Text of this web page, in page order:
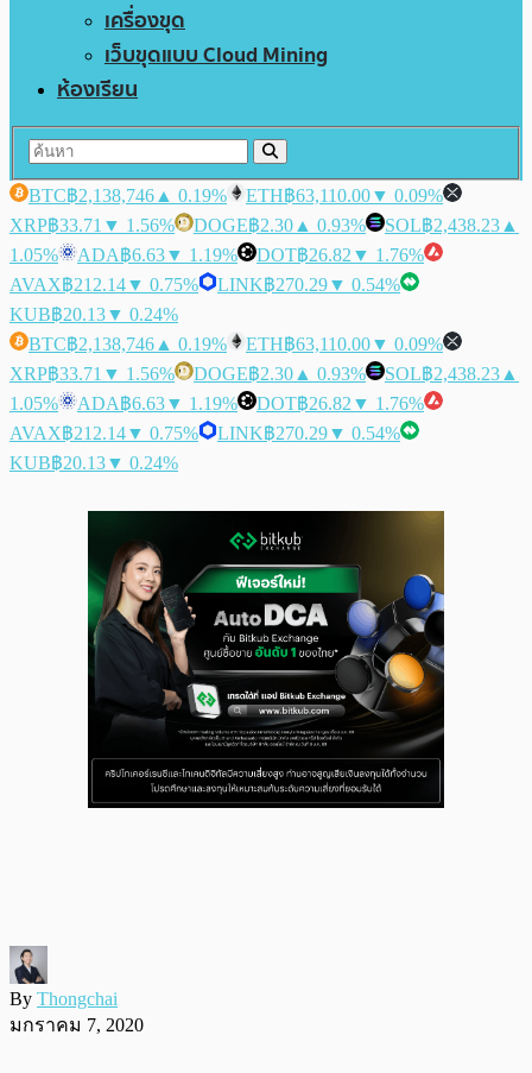
เครื่องขุด
เว็บขุดแบบ Cloud Mining
ห้องเรียน
BTC฿2,138,746 ▲ 0.19% ETH฿63,110.00▼ 0.09%
XRP฿33.71 ▼ 1.56% DOGE฿2.30 ▲ 0.93% SOL฿2,438.23 ▲
1.05%
ADA฿6.63▼ 1.19% DOT฿26.82 ▼ 1.76%
AVAX฿212.14▼ 0.75% LINK฿270.29▼ 0.54%
KUB฿20.13▼ 0.24%
BTC฿2,138,746 ▲ 0.19% ETH฿63,110.00▼ 0.09%
XRP฿33.71 ▼ 1.56% DOGE฿2.30 ▲ 0.93% SOL฿2,438.23 ▲
1.05%
ADA฿6.63▼ 1.19% DOT฿26.82 ▼ 1.76%
AVAX฿212.14▼ 0.75% LINK฿270.29▼ 0.54%
KUB฿20.13▼ 0.24%
By Thongchai
มกราคม 7, 2020